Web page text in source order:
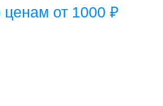
ценам от 1000 ₽